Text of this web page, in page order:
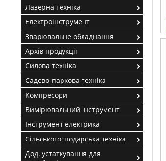
Лазерна техніка
Електроінструмент
Зварювальне обладнання
Архів продукції
Силова техніка
Садово-паркова техніка
Компресори
Вимірювальний інструмент
Інструмент електрика
Сільськогосподарська техніка
Дод. устаткування для